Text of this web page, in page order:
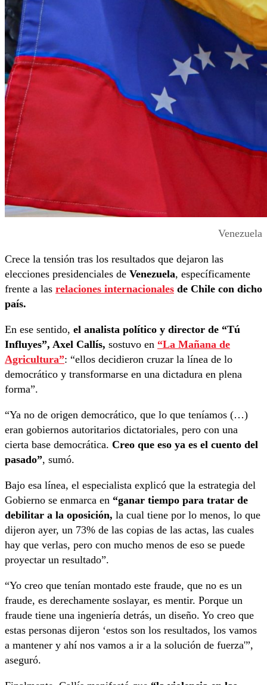
Venezuela
Crece la tensión tras los resultados que dejaron las
elecciones presidenciales de Venezuela, específicamente
frente a las relaciones internacionales de Chile con dicho
país.
En ese sentido, el analista político y director de “Tú
Influyes”, Axel Callís, sostuvo en “La Mañana de
Agricultura”: “ellos decidieron cruzar la línea de lo
democrático y transformarse en una dictadura en plena
forma”.
“Ya no de origen democrático, que lo que teníamos (…)
eran gobiernos autoritarios dictatoriales, pero con una
cierta base democrática. Creo que eso ya es el cuento del
pasado”, sumó.
Bajo esa línea, el especialista explicó que la estrategia del
Gobierno se enmarca en “ganar tiempo para tratar de
debilitar a la oposición, la cual tiene por lo menos, lo que
dijeron ayer, un 73% de las copias de las actas, las cuales
hay que verlas, pero con mucho menos de eso se puede
proyectar un resultado”.
“Yo creo que tenían montado este fraude, que no es un
fraude, es derechamente soslayar, es mentir. Porque un
fraude tiene una ingeniería detrás, un diseño. Yo creo que
estas personas dijeron ‘estos son los resultados, los vamos
a mantener y ahí nos vamos a ir a la solución de fuerza'”,
aseguró.